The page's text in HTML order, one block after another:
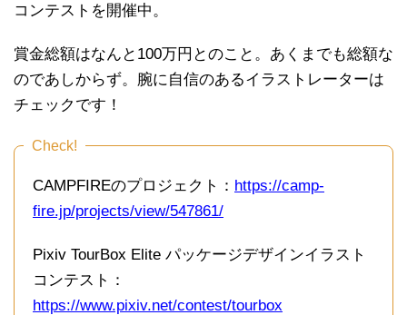
コンテストを開催中。
賞金総額はなんと100万円とのこと。あくまでも総額な
のであしからず。腕に自信のあるイラストレーターは
チェックです！
Check!
CAMPFIREのプロジェクト： https://camp-
fire.jp/projects/view/547861/
Pixiv TourBox Elite パッケージデザインイラスト
コンテスト：
https://www.pixiv.net/contest/tourbox